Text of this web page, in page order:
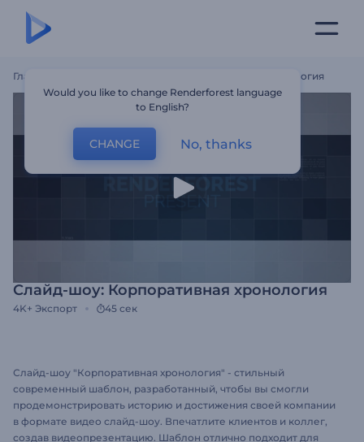
Главная Слайд-Шоу: Корпоративная Хронология
Слайд-шоу: Корпоративная хронология
4K+ Экспорт 45 сек
Слайд-шоу "Корпоративная хронология" - стильный
современный шаблон, разработанный, чтобы вы смогли
продемонстрировать историю и достижения своей компании
в формате видео слайд-шоу. Впечатлите клиентов и коллег,
создав видеопрезентацию. Шаблон отлично подходит для
Would you like to change Renderforest language
to English?
CHANGE No, thanks